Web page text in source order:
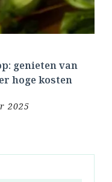
genieten van
hoge kosten
2025